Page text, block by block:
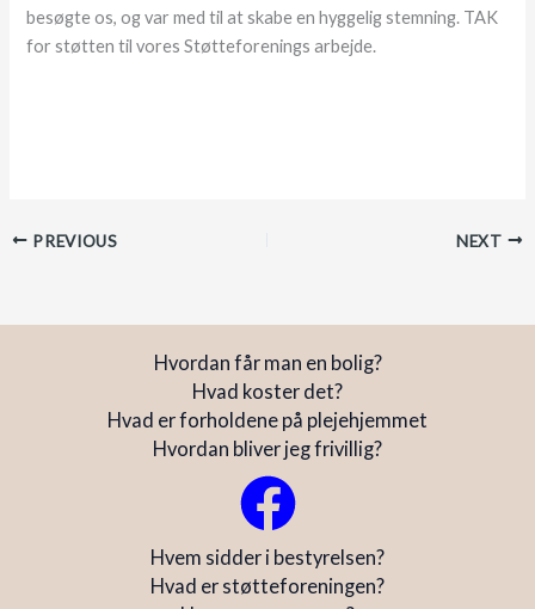
besøgte os, og var med til at skabe en hyggelig stemning. TAK
for støtten til vores Støtteforenings arbejde.
PREVIOUS NEXT
Hvordan får man en bolig?
Hvad koster det?
Hvad er forholdene på plejehjemmet
Hvordan bliver jeg frivillig?
Hvem sidder i bestyrelsen?
Hvad er støtteforeningen?